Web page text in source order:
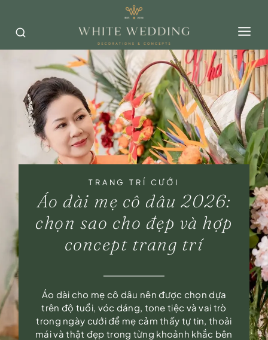
content
TRANG TRÍ CƯỚI
Áo dài mẹ cô dâu 2026:
chọn sao cho đẹp và hợp
concept trang trí
Áo dài cho mẹ cô dâu nên được chọn dựa
trên độ tuổi, vóc dáng, tone tiệc và vai trò
trong ngày cưới để mẹ cảm thấy tự tin, thoải
mái và thật đẹp trong từng khoảnh khắc bên